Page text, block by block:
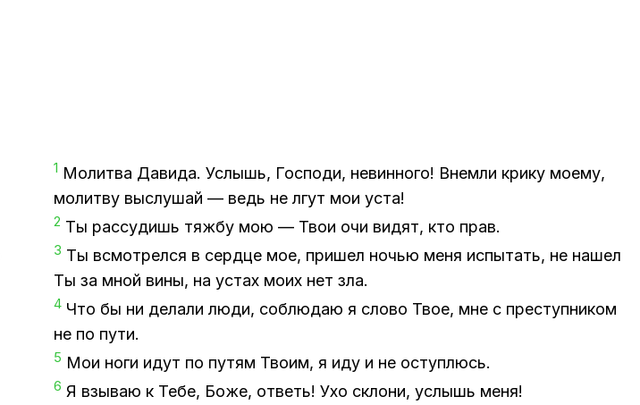
1 Мо­лит­ва Да­ви­да. Услышь, Гос­по­ди, невин­но­го! Внем­ли кри­ку мо­е­му,
мо­лит­ву вы­слу­шай — ведь не лгут мои уста!
2 Ты рас­су­дишь тяж­бу мою — Твои очи ви­дят, кто прав.
3 Ты всмот­рел­ся в серд­це мое, при­шел но­чью меня ис­пы­тать, не на­шел
Ты за мной вины, на устах моих нет зла.
4 Что бы ни де­ла­ли люди, со­блю­даю я сло­во Твое, мне с пре­ступ­ни­ком
не по пути.
5 Мои ноги идут по пу­тям Тво­им, я иду и не оступ­люсь.
6 Я взы­ваю к Тебе, Боже, от­веть! Ухо скло­ни, услышь меня!